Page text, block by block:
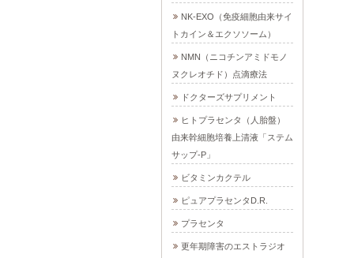
NK-EXO（免疫細胞由来サイ
トカイン＆エクソソーム）
NMN（ニコチンアミドモノ
ヌクレオチド）点滴療法
ドクターズサプリメント
ヒトプラセンタ（人胎盤）
由来幹細胞培養上清液「ステム
サップ-P」
ビタミンカクテル
ピュアプラセンタD.R.
プラセンタ
更年期障害のエストラジオ